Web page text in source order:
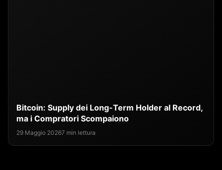
Bitcoin: Supply dei Long-Term Holder al Record,
ma i Compratori Scompaiono
29 Maggio 20267 min lettura